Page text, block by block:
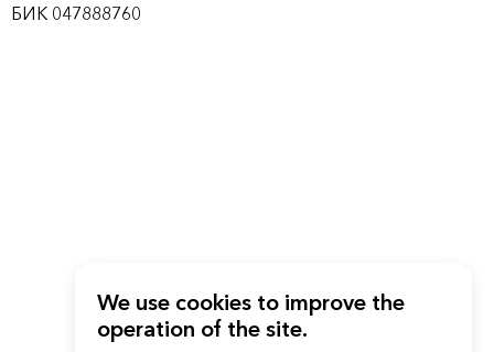
БИК 047888760
We use cookies to improve the
operation of the site.